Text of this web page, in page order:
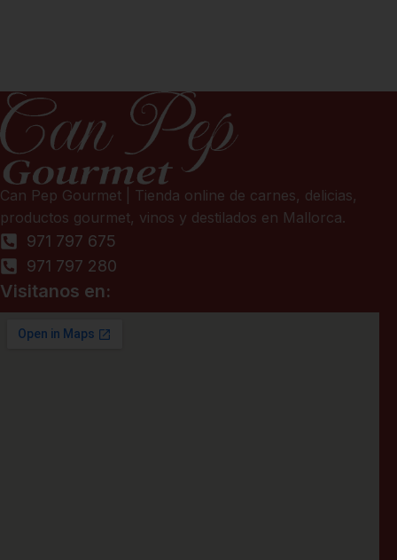
Can Pep Gourmet | Tienda online de carnes, delicias,
productos gourmet, vinos y destilados en Mallorca.
971 797 675
971 797 280
Visitanos en: